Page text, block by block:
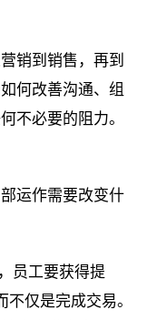
销到销售，再到
何改善沟通、组
不必要的阻力。
运作需要改变什
员工要获得提
仅是完成交易。